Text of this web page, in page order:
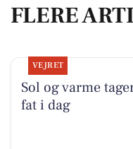
FLERE
VEJRET
Sol og varme
fat i dag